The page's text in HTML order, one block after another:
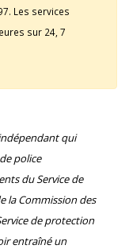
Les services
sur 24, 7
qui
police
du Service de
la Commission des
de protection
entraîné un